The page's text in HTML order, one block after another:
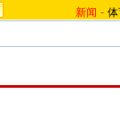
新闻 -